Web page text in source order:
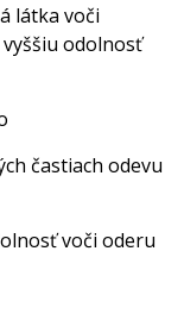
látka voči
odolnosť
častiach odevu
voči oderu